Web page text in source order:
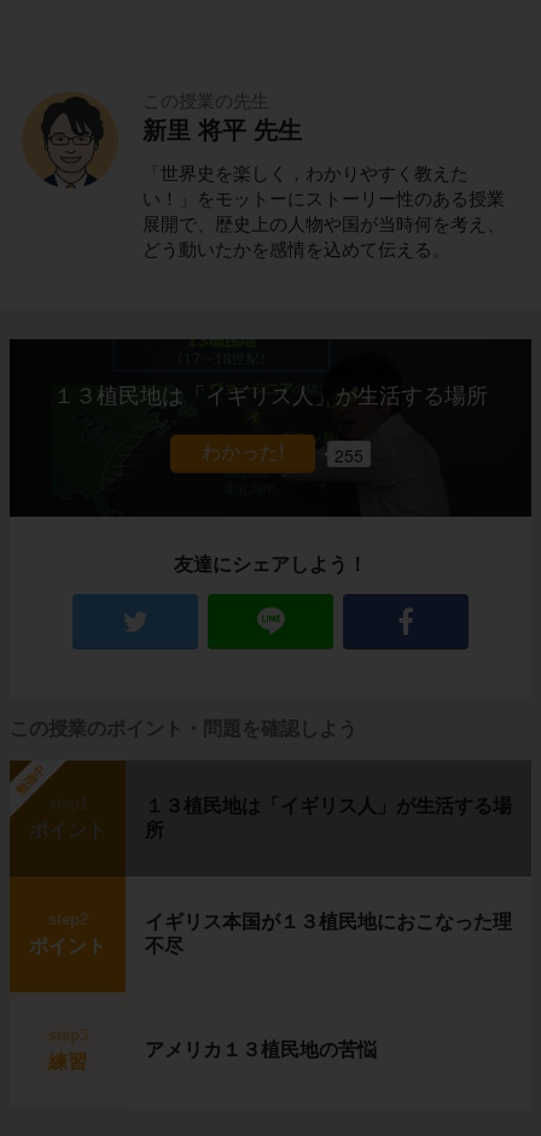
この授業の先生
新里 将平 先生
「世界史を楽しく，わかりやすく教えた
い！」をモットーにストーリー性のある授業
展開で、歴史上の人物や国が当時何を考え、
どう動いたかを感情を込めて伝える。
１３植民地は「イギリス人」が生活する場所
255
友達にシェアしよう！
この授業のポイント・問題を確認しよう
勉強中
ポイント
１３植民地は「イギリス人」が生活する場
所
step2
ポイント
イギリス本国が１３植民地におこなった理
不尽
step3
練習
アメリカ１３植民地の苦悩